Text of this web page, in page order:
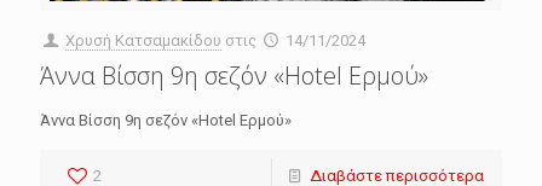
Χρυσή Κατσαμακίδου στις 14/11/2024
Άννα Βίσση 9η σεζόν «Hotel Ερμού»
Άννα Βίσση 9η σεζόν «Hotel Ερμού»
2 Διαβάστε περισσότερα